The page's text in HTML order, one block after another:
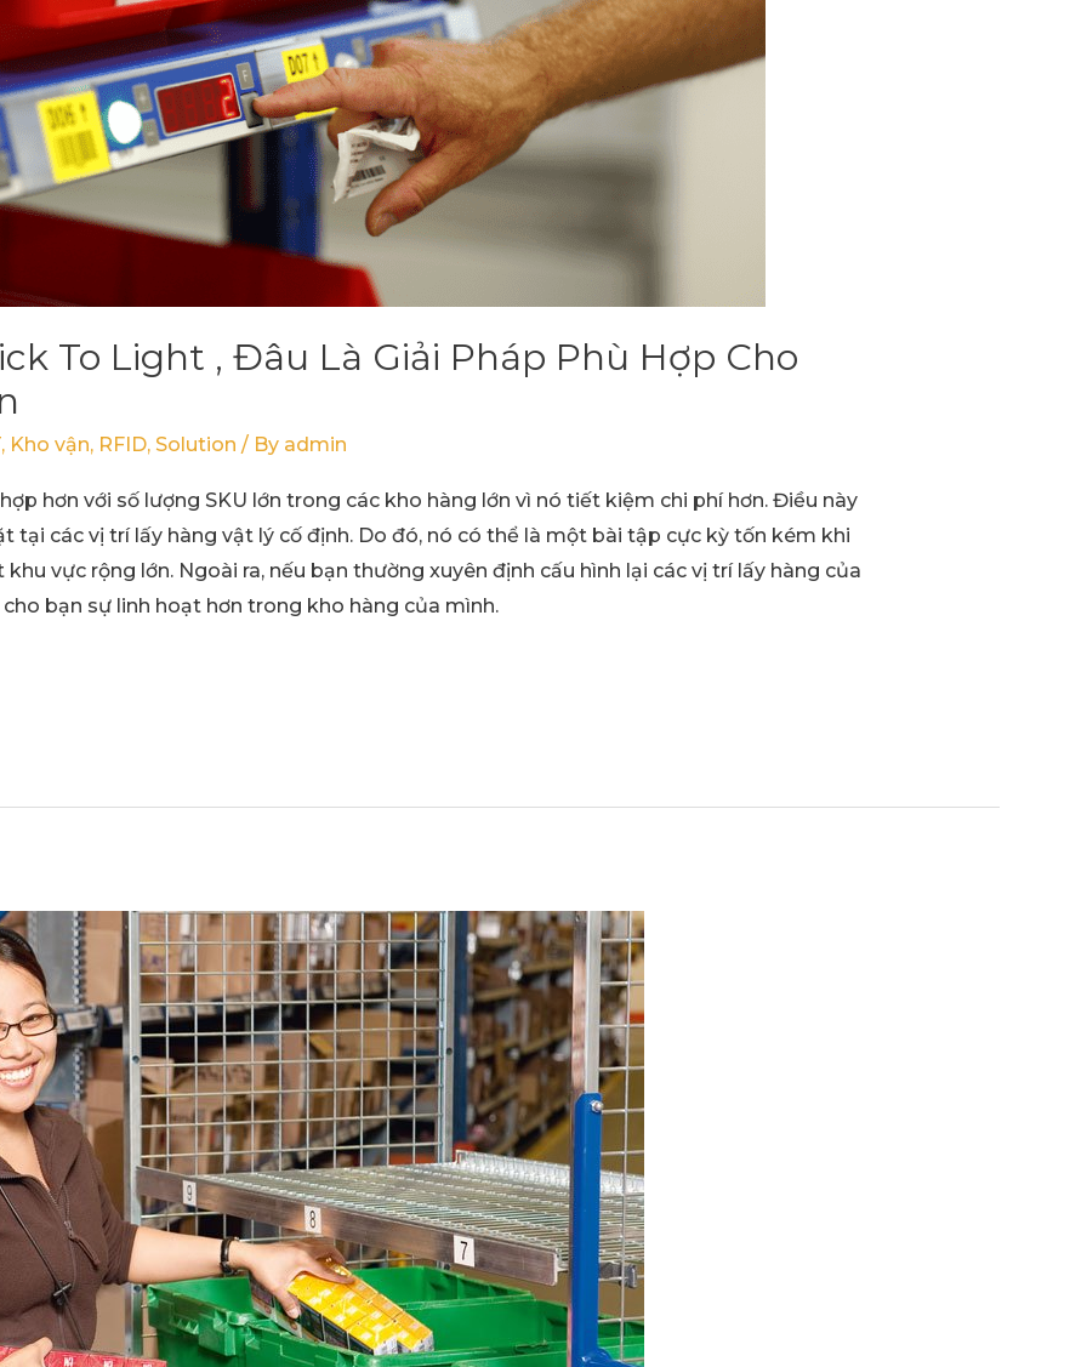
To Light , Đâu Là Giải Pháp Phù Hợp Cho
, Kho vận, RFID, Solution / By admin
hơn với số lượng SKU lớn trong các kho hàng lớn vì nó tiết kiệm chi phí hơn. Điều này
tại các vị trí lấy hàng vật lý cố định. Do đó, nó có thể là một bài tập cực kỳ tốn kém khi
vực rộng lớn. Ngoài ra, nếu bạn thường xuyên định cấu hình lại các vị trí lấy hàng của
bạn sự linh hoạt hơn trong kho hàng của mình.